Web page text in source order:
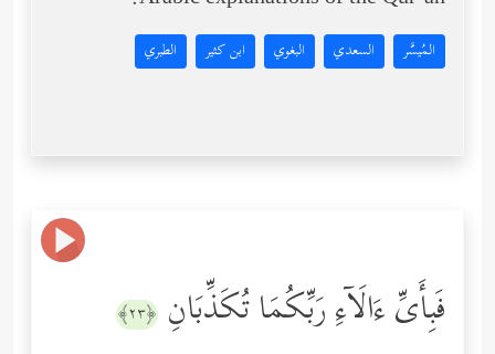
المُيسَّر السعدي البغوي ابن كثير الطبري
فَبِأَیِّ ءَالَاۤءِ رَبِّكُمَا تُكَذِّبَانِ ﴿٢٣﴾